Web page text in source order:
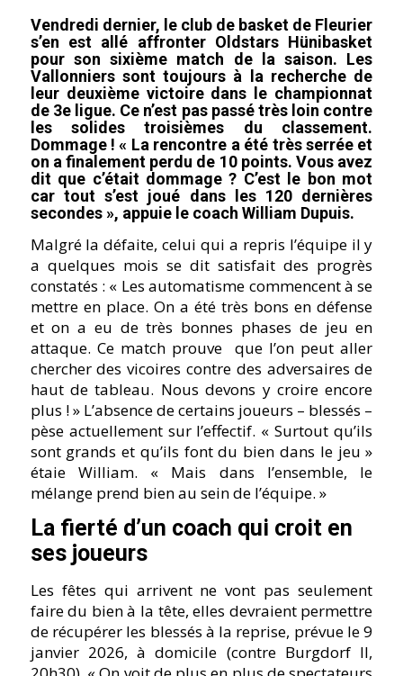
Vendredi dernier, le club de basket de Fleurier
s’en est allé affronter Oldstars Hünibasket
pour son sixième match de la saison. Les
Vallonniers sont toujours à la recherche de
leur deuxième victoire dans le championnat
de 3e ligue. Ce n’est pas passé très loin contre
les solides troisièmes du classement.
Dommage ! « La rencontre a été très serrée et
on a finalement perdu de 10 points. Vous avez
dit que c’était dommage ? C’est le bon mot
car tout s’est joué dans les 120 dernières
secondes », appuie le coach William Dupuis.
Malgré la défaite, celui qui a repris l’équipe il y
a quelques mois se dit satisfait des progrès
constatés : « Les automatisme commencent à se
mettre en place. On a été très bons en défense
et on a eu de très bonnes phases de jeu en
attaque. Ce match prouve que l’on peut aller
chercher des vicoires contre des adversaires de
haut de tableau. Nous devons y croire encore
plus ! » L’absence de certains joueurs – blessés –
pèse actuellement sur l’effectif. « Surtout qu’ils
sont grands et qu’ils font du bien dans le jeu »
étaie William. « Mais dans l’ensemble, le
mélange prend bien au sein de l’équipe. »
La fierté d’un coach qui croit en
ses joueurs
Les fêtes qui arrivent ne vont pas seulement
faire du bien à la tête, elles devraient permettre
de récupérer les blessés à la reprise, prévue le 9
janvier 2026, à domicile (contre Burgdorf II,